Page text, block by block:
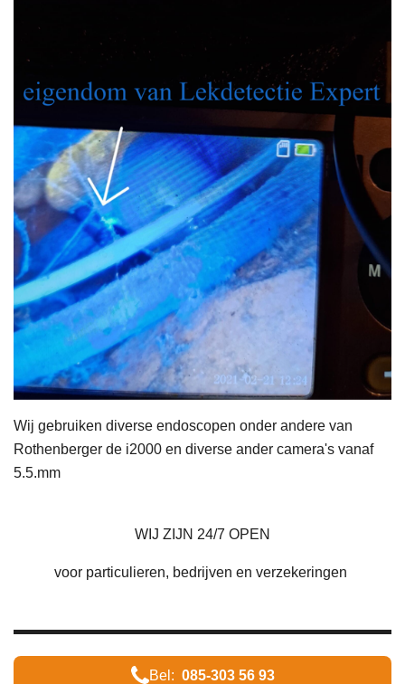
Wij gebruiken diverse endoscopen onder andere van
Rothenberger de i2000 en diverse ander camera's vanaf
5.5.mm
WIJ ZIJN 24/7 OPEN
voor particulieren, bedrijven en verzekeringen
Bel: 085-303 56 93